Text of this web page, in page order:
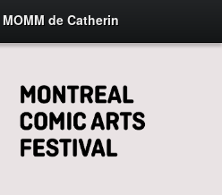
de Catherin